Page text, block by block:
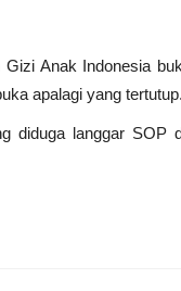
Anak Indonesia
apalagi yang tertutup.
diduga langgar SOP